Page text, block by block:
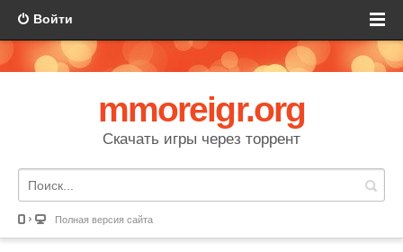
Войти
mmoreigr.org
Скачать игры через торрент
Полная версия сайта